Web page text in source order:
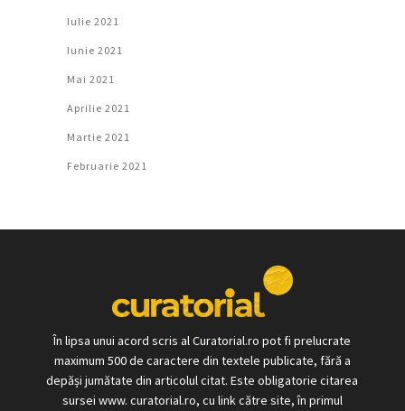
Iulie 2021
Iunie 2021
Mai 2021
Aprilie 2021
Martie 2021
Februarie 2021
În lipsa unui acord scris al Curatorial.ro pot fi prelucrate
maximum 500 de caractere din textele publicate, fără a
depăși jumătate din articolul citat. Este obligatorie citarea
sursei www. curatorial.ro, cu link către site, în primul